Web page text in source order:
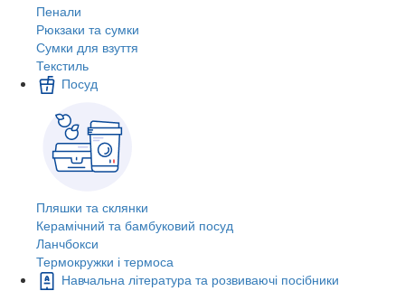
Пенали
Рюкзаки та сумки
Сумки для взуття
Текстиль
Посуд
Пляшки та склянки
Керамічний та бамбуковий посуд
Ланчбокси
Термокружки і термоса
Навчальна література та розвиваючі посібники